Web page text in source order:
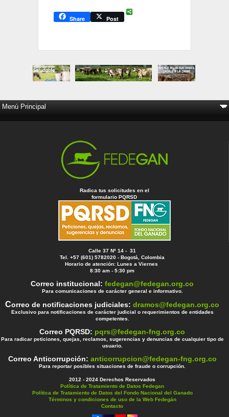
Share Post
Radica tus solicitudes en el
formulario PQRSD
Calle 37 Nº 14 - 31
Tel. +57 (601) 5782020 - Bogotá, Colombia
Horario de atención: Lunes a Viernes
8:30 am - 5:30 pm
Correo institucional:fedegan@fedegan.org.co
Para comunicaciones de carácter general e informativo.
Correo de notificaciones judiciales:dramos@fedegan.org.co
Exclusivo para notificaciones de carácter judicial o requerimientos de entidades
competentes.
Correo PQRSD: pqrs@fedegan-fng.org.co
Para radicar peticiones, quejas, reclamos, sugerencias y denuncias de cualquier tipo de
usuario.
Correo Anticorrupción: anticorrupcion@fedegan-fng.org.co
Para reportar posibles situaciones de fraude o corrupción.
2012 - 2024 Derechos Reservados
Política de Tratamiento de Datos Fedegan
Política de Tratamiento de Datos del Fondo Nacional del Ganado
Términos y condiciones de uso de la Web Fedegán
Contacto